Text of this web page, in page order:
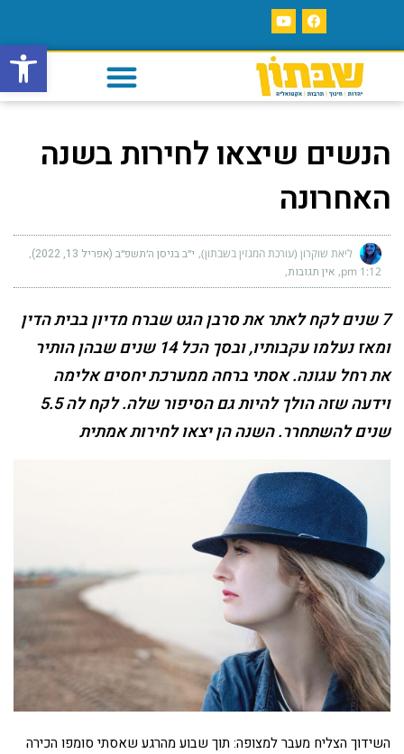
פתח
הנשים שיצאו לחירות בשנה
האחרונה
ליאת שוקרון (עורכת המגזין בשבתון) י״ב בניסן ה׳תשפ״ב (אפריל 13, 2022)
1:12 pm אין תגובות
7 שנים לקח לאתר את סרבן הגט שברח מדיון בבית הדין
ומאז נעלמו עקבותיו, ובסך הכל 14 שנים שבהן הותיר
את רחל עגונה. אסתי ברחה ממערכת יחסים אלימה
וידעה שזה הולך להיות גם הסיפור שלה. לקח לה 5.5
שנים להשתחרר. השנה הן יצאו לחירות אמתית
השידוך הצליח מעבר למצופה: תוך שבוע מהרגע שאסתי סומפו הכירה